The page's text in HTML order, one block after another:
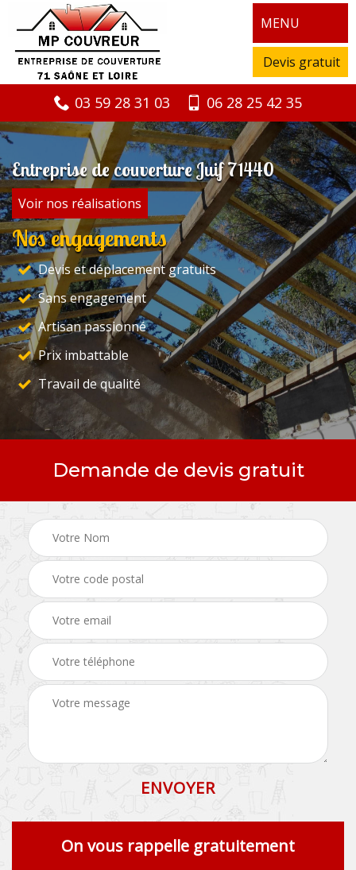
MENU
Devis gratuit
03 59 28 31 03 06 28 25 42 35
Entreprise de couverture Juif 71440
Voir nos réalisations
Nos engagements
Devis et déplacement gratuits
Sans engagement
Artisan passionné
Prix imbattable
Travail de qualité
Demande de devis gratuit
On vous rappelle gratuitement